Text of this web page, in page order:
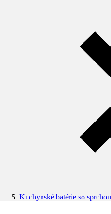
Kuchynské batérie so sprchou